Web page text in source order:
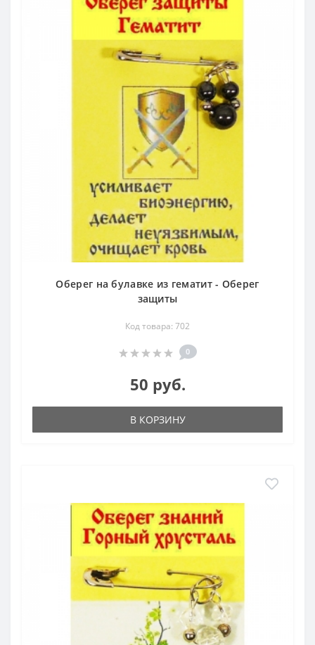
Оберег на булавке из гематит - Оберег
защиты
Код товара: 702
0
50 руб.
В КОРЗИНУ